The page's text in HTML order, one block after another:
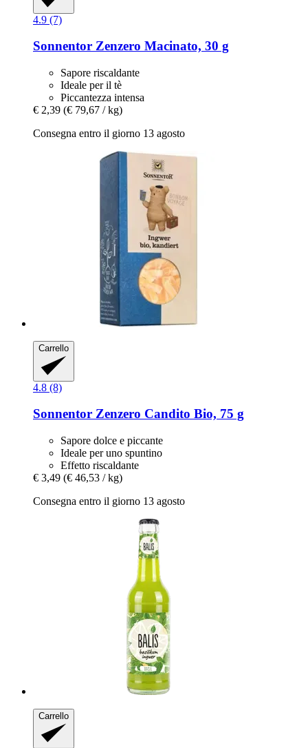
4.9 (7)
Sonnentor Zenzero Macinato, 30 g
Sapore riscaldante
Ideale per il tè
Piccantezza intensa
€ 2,39 (€ 79,67 / kg)
Consegna entro il giorno 13 agosto
Carrello
4.8 (8)
Sonnentor Zenzero Candito Bio, 75 g
Sapore dolce e piccante
Ideale per uno spuntino
Effetto riscaldante
€ 3,49 (€ 46,53 / kg)
Consegna entro il giorno 13 agosto
Carrello